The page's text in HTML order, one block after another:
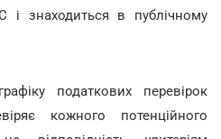
і знаходиться в публічному
податкових перевірок
кожного потенційного